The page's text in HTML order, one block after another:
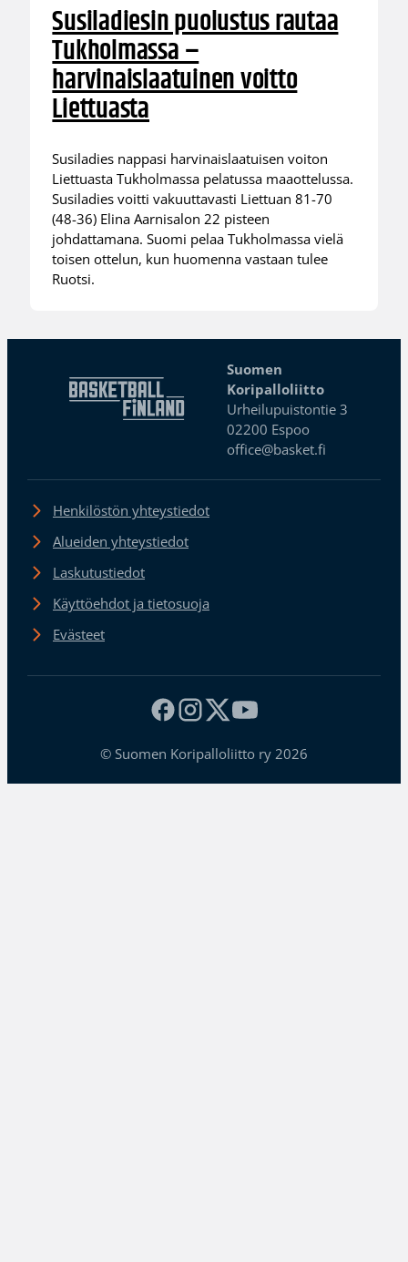
Susiladiesin puolustus rautaa
Tukholmassa –
harvinaislaatuinen voitto
Liettuasta
Susiladies nappasi harvinaislaatuisen voiton
Liettuasta Tukholmassa pelatussa maaottelussa.
Susiladies voitti vakuuttavasti Liettuan 81-70
(48-36) Elina Aarnisalon 22 pisteen
johdattamana. Suomi pelaa Tukholmassa vielä
toisen ottelun, kun huomenna vastaan tulee
Ruotsi.
Suomen
Koripalloliitto
Urheilupuistontie 3
02200 Espoo
office@basket.fi
Henkilöstön yhteystiedot
Alueiden yhteystiedot
Laskutustiedot
Käyttöehdot ja tietosuoja
Evästeet
© Suomen Koripalloliitto ry 2026